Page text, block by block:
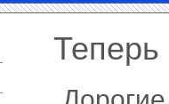
Теперь